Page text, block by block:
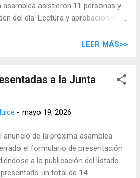
asamblea asistieron 11 personas y
del día: Lectura y aprobación del
si procede, de las cuentas del
asamblea asistieron 20
no asistieron delegaron el voto en
elección de la nueva Junta Directiva
Las dos personas que se
de vicesecretaría compartirán el
: no hay. La composición de la
LEER MÁS>>
a la Junta
- mayo 19, 2026
anuncio de la próxima asamblea
el formulario de presentación
a la publicación del listado
un total de 14